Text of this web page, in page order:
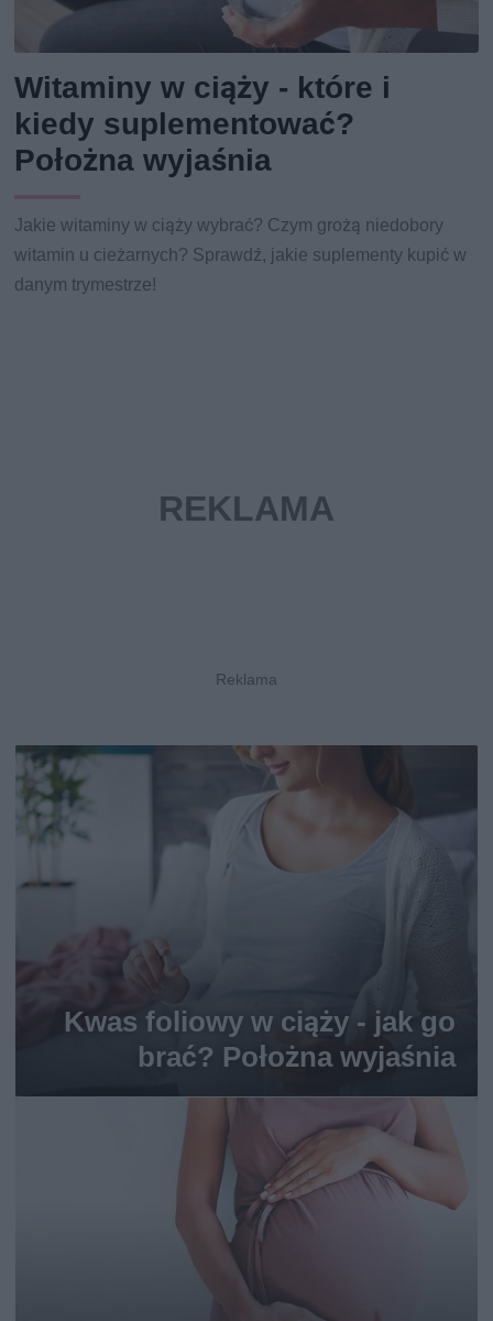
Witaminy w ciąży - które i
kiedy suplementować?
Położna wyjaśnia
Jakie witaminy w ciąży wybrać? Czym grożą niedobory
witamin u cieżarnych? Sprawdź, jakie suplementy kupić w
danym trymestrze!
Kwas foliowy w ciąży - jak go
brać? Położna wyjaśnia